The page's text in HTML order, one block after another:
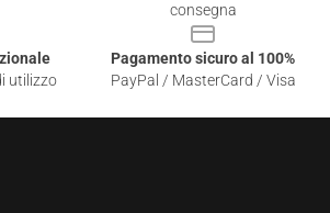
consegna
utilizzo
Pagamento sicuro al 100%
PayPal / MasterCard / Visa